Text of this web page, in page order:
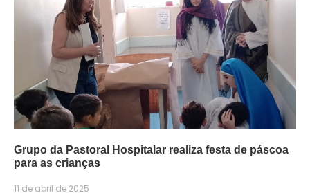
Grupo da Pastoral Hospitalar realiza festa de páscoa
para as crianças
11 de abril de 2025